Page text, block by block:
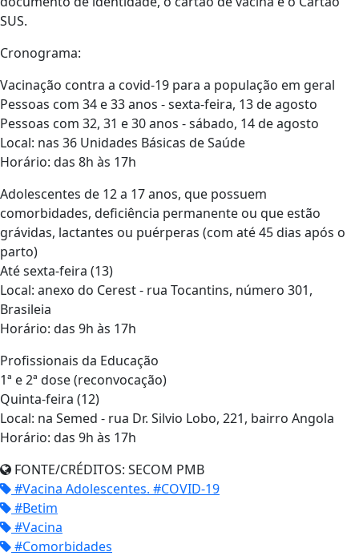
SUS.
Cronograma:
Vacinação contra a covid-19 para a população em geral
Pessoas com 34 e 33 anos - sexta-feira, 13 de agosto
Pessoas com 32, 31 e 30 anos - sábado, 14 de agosto
Local: nas 36 Unidades Básicas de Saúde
Horário: das 8h às 17h
Adolescentes de 12 a 17 anos, que possuem
comorbidades, deficiência permanente ou que estão
grávidas, lactantes ou puérperas (com até 45 dias após o
parto)
Até sexta-feira (13)
Local: anexo do Cerest - rua Tocantins, número 301,
Brasileia
Horário: das 9h às 17h
Profissionais da Educação
1ª e 2ª dose (reconvocação)
Quinta-feira (12)
Local: na Semed - rua Dr. Silvio Lobo, 221, bairro Angola
Horário: das 9h às 17h
FONTE/CRÉDITOS: SECOM PMB
#Vacina Adolescentes. #COVID-19
#Betim
#Vacina
#Comorbidades